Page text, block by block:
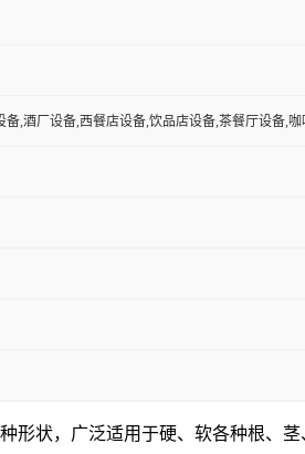
,酒厂设备,西餐店设备,饮品店设备,茶餐厅设备,
状，广泛适用于硬、软各种根、茎